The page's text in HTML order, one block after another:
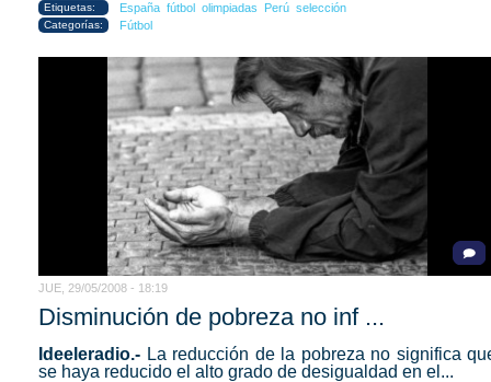
Etiquetas: España fútbol olimpiadas Perú selección
Categorías: Fútbol
JUE, 29/05/2008 - 18:19
Disminución de pobreza no inf ...
Ideeleradio.- La reducción de la pobreza no significa
se haya reducido el alto grado de desigualdad en el...